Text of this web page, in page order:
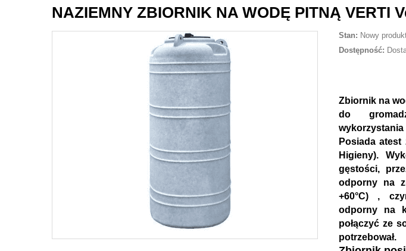
NAZIEMNY ZBIORNIK NA WODĘ PITNĄ VERTI
Stan: Nowy
Dostępność:
Zbiornik na
do
Posiada atest
Higieny).
gęstości,
odporny na
+60°C) ,
odporny na
połączyć ze
potrzebował.